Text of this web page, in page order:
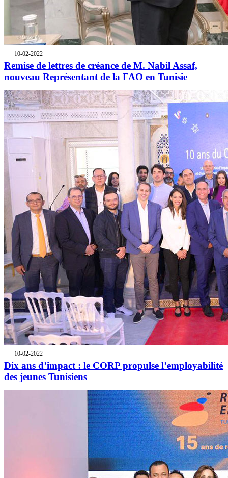
10-02-2022
Remise de lettres de créance de M. Nabil Assaf,
nouveau Représentant de la FAO en Tunisie
10-02-2022
Dix ans d’impact : le CORP propulse l’employabilité
des jeunes Tunisiens